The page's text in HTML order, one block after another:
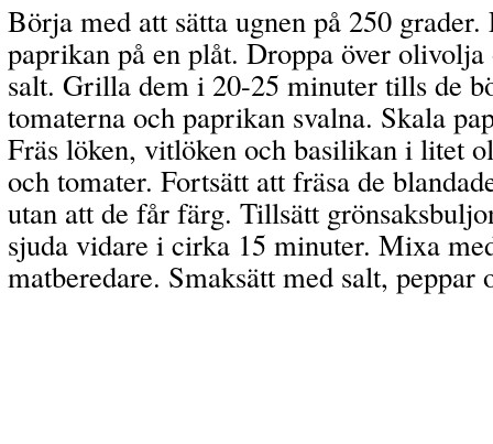
Börja med att sätta ugnen på 250
paprikan på en plåt. Droppa över
salt. Grilla dem i 20-25 minuter tills de
tomaterna och paprikan svalna. Skala
Fräs löken, vitlöken och basilikan i litet
och tomater. Fortsätt att fräsa de
utan att de får färg. Tillsätt
sjuda vidare i cirka 15 minuter. Mixa
matberedare. Smaksätt med salt, peppar